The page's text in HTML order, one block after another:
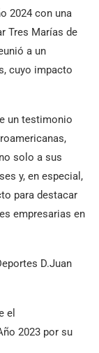
2024 con una
Tres Marías de
a un
cuyo impacto
un testimonio
solo a sus
y, en especial,
para destacar
empresarias en
D.Juan
el
2023 por su